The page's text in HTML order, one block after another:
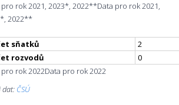
pro rok 2021, 2023*, 2022**Data pro rok 2021,
2022**
sňatků
2
rozvodů
0
pro rok 2022Data pro rok 2022
dat: ČSÚ